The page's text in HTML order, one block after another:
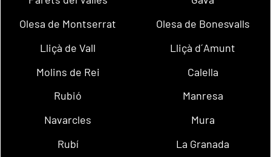
Olesa de Montserrat
Olesa de Bonesvalls
Lliçà de Vall
Lliçà d´Amunt
Molins de Rei
Calella
Rubió
Manresa
Navarcles
Mura
Rubí
La Granada